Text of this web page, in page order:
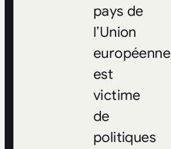
pays de
l’Union
européenne
est
victime
de
politiques